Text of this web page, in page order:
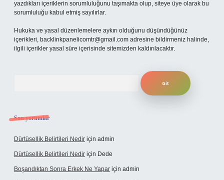
yazdıkları içeriklerin sorumluluğunu taşımakta olup, siteye üye olarak bu
sorumluluğu kabul etmiş sayılırlar.
Hukuka ve yasal düzenlemelere aykırı olduğunu düşündüğünüz
içerikleri, backlinkpanelicomtr@gmail.com adresine bildirmeniz halinde,
ilgili içerikler yasal süre içerisinde sitemizden kaldırılacaktır.
Son yorumlar
Dürtüsellik Belirtileri Nedir için admin
Dürtüsellik Belirtileri Nedir için Dede
Boşandıktan Sonra Erkek Ne Yapar için admin